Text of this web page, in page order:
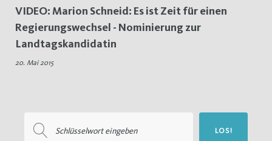
Schlagwort:
Regierungswechsel
VIDEO: Marion Schneid: Es ist Zeit für einen
Regierungswechsel - Nominierung zur
Landtagskandidatin
20. Mai 2015
nach:
LOS!